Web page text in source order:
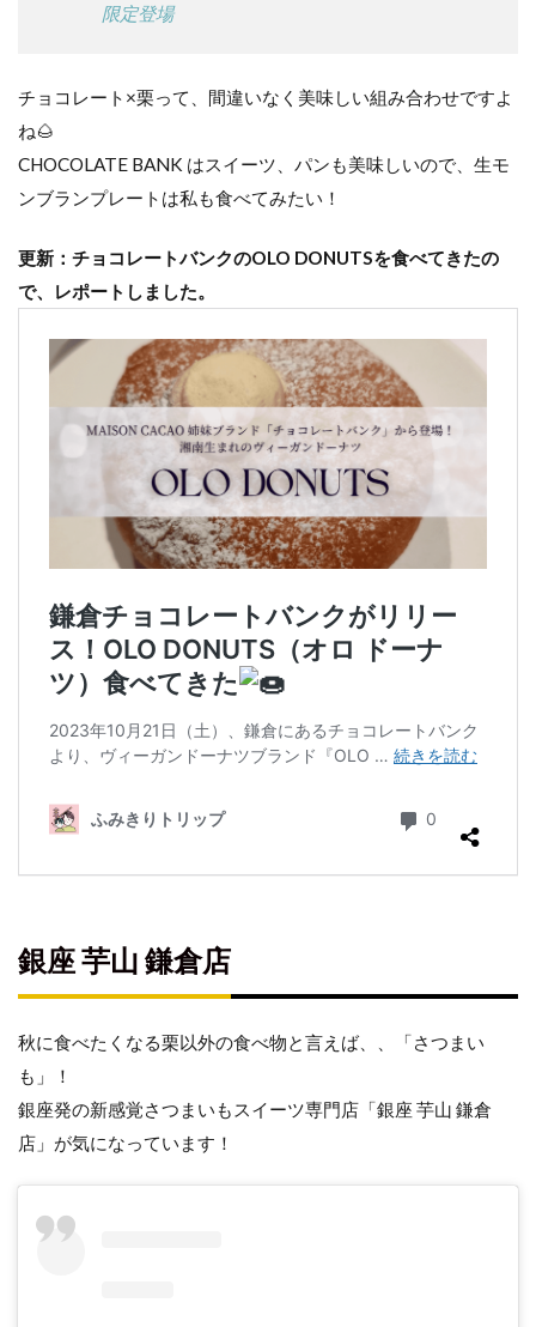
限定登場
チョコレート×栗って、間違いなく美味しい組み合わせですよ
ね🌰
CHOCOLATE BANK はスイーツ、パンも美味しいので、生モ
ンブランプレートは私も食べてみたい！
更新：チョコレートバンクのOLO DONUTSを食べてきたの
で、レポートしました。
銀座 芋山 鎌倉店
秋に食べたくなる栗以外の食べ物と言えば、、「さつまい
も」！
銀座発の新感覚さつまいもスイーツ専門店「銀座 芋山 鎌倉
店」が気になっています！